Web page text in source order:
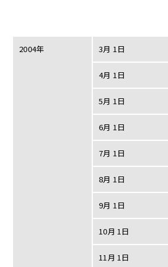
2004年 3月 1日
4月 1日
5月 1日
6月 1日
7月 1日
8月 1日
9月 1日
10月 1日
11月 1日